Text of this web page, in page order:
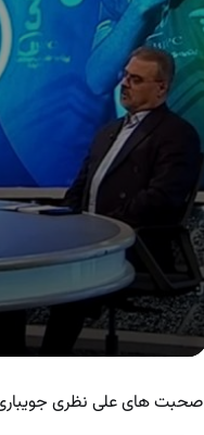
صحبت های علی نظری